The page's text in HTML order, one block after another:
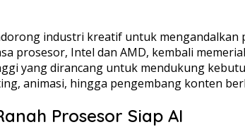
industri kreatif untuk
prosesor, Intel dan AMD, kembali
yang dirancang untuk mendukung
animasi, hingga pengembang konten
Prosesor Siap AI